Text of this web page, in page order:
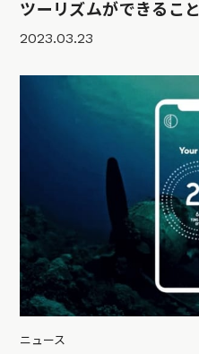
ツーリズムができること
2023.03.23
ニュース